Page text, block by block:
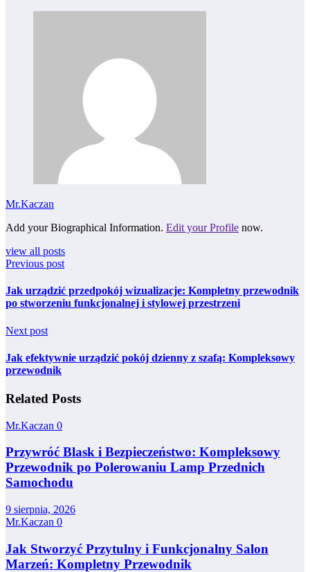
Mr.Kaczan
Add your Biographical Information. Edit your Profile now.
view all posts
Previous post
Jak urządzić przedpokój wizualizacje: Kompletny przewodnik
po stworzeniu funkcjonalnej i stylowej przestrzeni
Next post
Jak efektywnie urządzić pokój dzienny z szafą: Kompleksowy
przewodnik
Related Posts
Mr.Kaczan 0
Przywróć Blask i Bezpieczeństwo: Kompleksowy
Przewodnik po Polerowaniu Lamp Przednich
Samochodu
9 sierpnia, 2026
Mr.Kaczan 0
Jak Stworzyć Przytulny i Funkcjonalny Salon
Marzeń: Kompletny Przewodnik